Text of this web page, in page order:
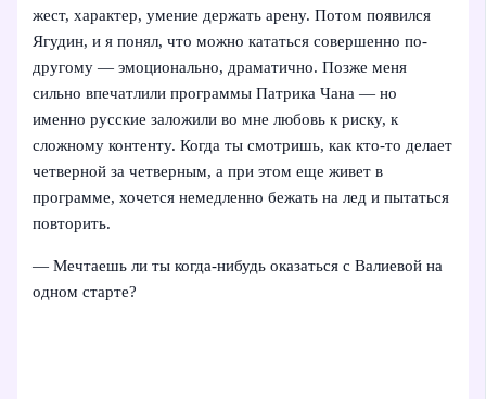
жест, характер, умение держать арену. Потом появился
Ягудин, и я понял, что можно кататься совершенно по-
другому — эмоционально, драматично. Позже меня
сильно впечатлили программы Патрика Чана — но
именно русские заложили во мне любовь к риску, к
сложному контенту. Когда ты смотришь, как кто-то делает
четверной за четверным, а при этом еще живет в
программе, хочется немедленно бежать на лед и пытаться
повторить.
— Мечтаешь ли ты когда-нибудь оказаться с Валиевой на
одном старте?